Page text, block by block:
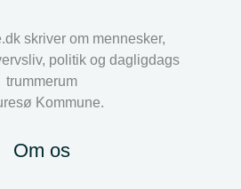
skriver om mennesker,
politik og dagligdags
trummerum
Kommune.
Om os